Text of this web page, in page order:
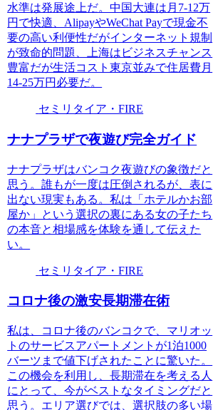
水準は発展途上だ。中国大連は月7-12万
円で快適、AlipayやWeChat Payで現金不
要の高い利便性だがインターネット規制
が致命的問題、上海はビジネスチャンス
豊富だが生活コスト東京並みで住居費月
14-25万円必要だ。
セミリタイア・FIRE
ナナプラザで夜遊び完全ガイド
ナナプラザはバンコク夜遊びの象徴だと
思う。誰もが一度は圧倒されるが、表に
出ない現実もある。私は「ホテルかお部
屋か」という選択の裏にある女の子たち
の本音と相場感を体験を通して伝えた
い。
セミリタイア・FIRE
コロナ後の激安長期滞在術
私は、コロナ後のバンコクで、マリオッ
トのサービスアパートメントが1泊1000
バーツまで値下げされたことに驚いた。
この機会を利用し、長期滞在を考える人
にとって、今がベストなタイミングだと
思う。エリア選びでは、選択肢の多い場